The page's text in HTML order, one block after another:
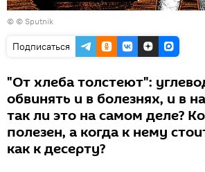
© © Sputnik
Подписаться
"От хлеба толстеют":
обвинять и в болезнях, и в
так ли это на самом деле?
полезен, а когда к нему
как к десерту?